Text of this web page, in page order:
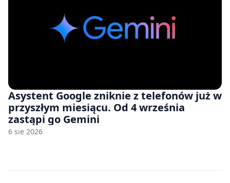
Asystent Google zniknie z telefonów już w
przyszłym miesiącu. Od 4 września
zastąpi go Gemini
6 sie 2026